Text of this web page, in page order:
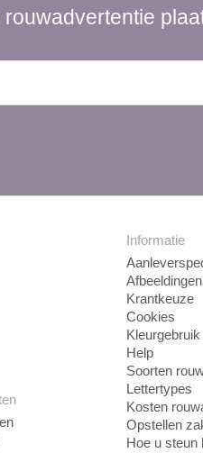
Informatie
Krantkeuze
Cookies
Kleurgebruik
Help
Soorten
Lettertypes
Kosten
Opstellen
Hoe u steun